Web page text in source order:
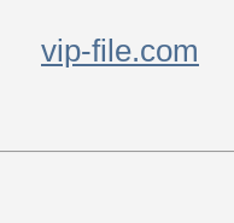
vip-file.com